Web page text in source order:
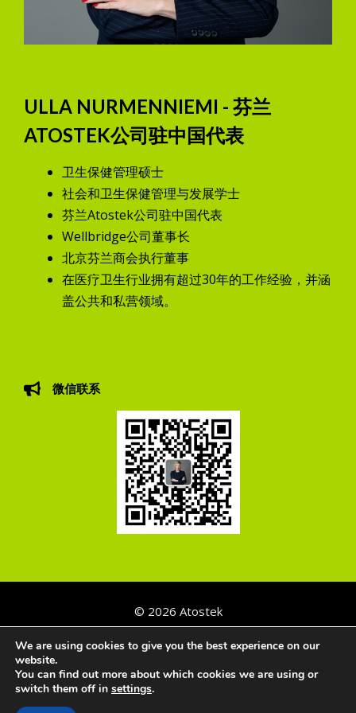
ULLA NURMENNIEMI - 芬兰
ATOSTEK公司驻中国代表
卫生保健管理硕士
社会和卫生保健管理与发展学士
芬兰Atostek公司驻中国代表
Wellbridge公司董事长
北京芬兰商会执行董事
在医疗卫生行业拥有超过30年的工作经验，并涵
盖公共和私营领域。
微信联系
© 2026 Atostek
Privacy Policy
We are using cookies to give you the best experience on our
website.
You can find out more about which cookies we are using or
switch them off in settings.